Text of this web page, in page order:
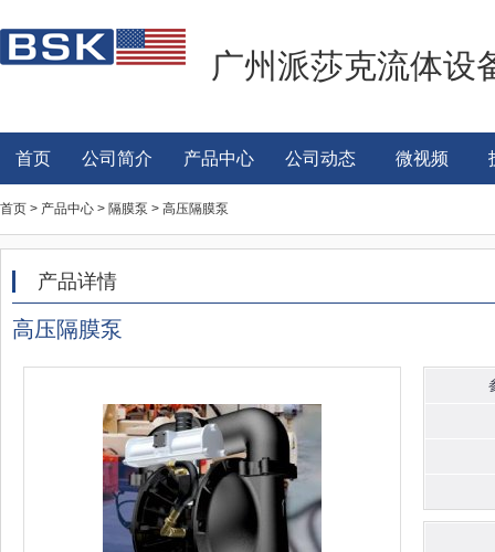
广州派莎克流体设
首页 公司简介 产品中心 公司动态 微视频
首页 > 产品中心 > 隔膜泵 > 高压隔膜泵
产品详情
高压隔膜泵